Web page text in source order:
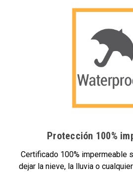
Protección 100%
Certificado 100% impermeable
dejar la nieve, la lluvia o